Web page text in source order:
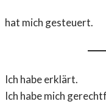
hat mich gesteuert.
Ich habe erklärt.
Ich habe mich